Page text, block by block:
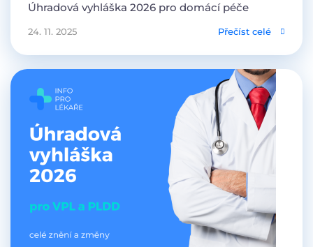
Úhradová vyhláška 2026 pro domácí péče
24. 11. 2025 Přečíst celé